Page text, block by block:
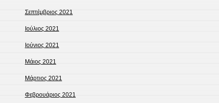
Σεπτέμβριος 2021
Ιούλιος 2021
Ιούνιος 2021
Μάιος 2021
Μάρτιος 2021
Φεβρουάριος 2021